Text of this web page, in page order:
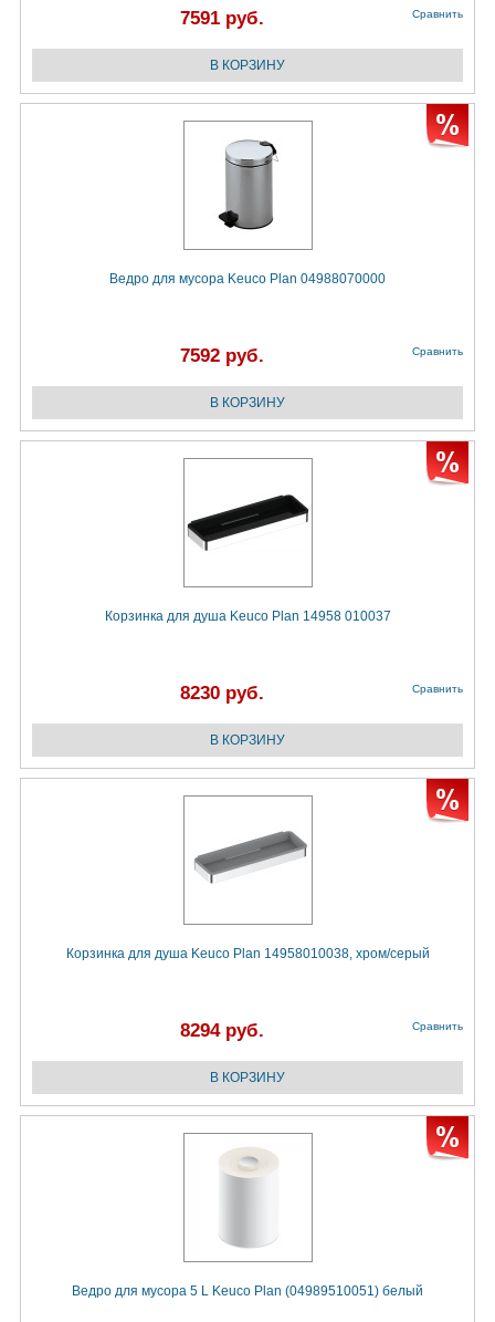
7591 руб. Сравнить
Ведро для мусора Keuco Plan 04988070000
7592 руб. Сравнить
Корзинка для душа Keuco Plan 14958 010037
8230 руб. Сравнить
Корзинка для душа Keuco Plan 14958010038, хром/серый
8294 руб. Сравнить
Ведро для мусора 5 L Keuco Plan (04989510051) белый